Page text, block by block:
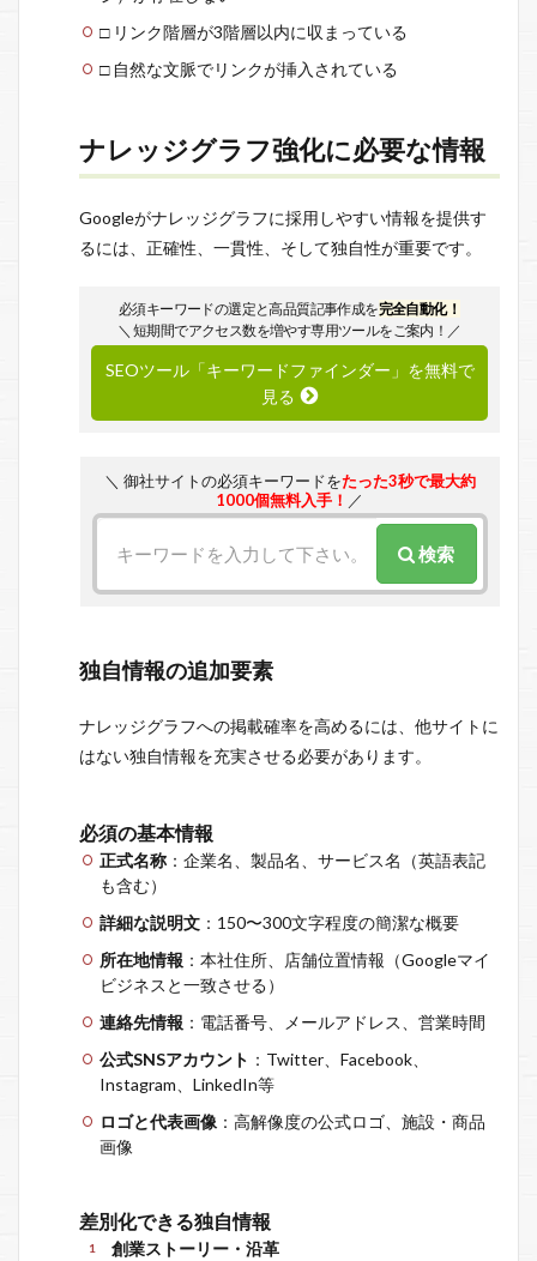
□ リンク階層が3階層以内に収まっている
□ 自然な文脈でリンクが挿入されている
ナレッジグラフ強化に必要な情報
Googleがナレッジグラフに採用しやすい情報を提供す
るには、正確性、一貫性、そして独自性が重要です。
必須キーワードの選定と高品質記事作成を完全自動化！
＼ 短期間でアクセス数を増やす専用ツールをご案内！／
SEOツール「キーワードファインダー」を無料で
見る
＼ 御社サイトの必須キーワードをたった3秒で最大約
1000個無料入手！ ／
検索
独自情報の追加要素
ナレッジグラフへの掲載確率を高めるには、他サイトに
はない独自情報を充実させる必要があります。
必須の基本情報
正式名称 ：企業名、製品名、サービス名（英語表記
も含む）
詳細な説明文 ：150〜300文字程度の簡潔な概要
所在地情報 ：本社住所、店舗位置情報（Googleマイ
ビジネスと一致させる）
連絡先情報 ：電話番号、メールアドレス、営業時間
公式SNSアカウント ：Twitter、Facebook、
Instagram、LinkedIn等
ロゴと代表画像 ：高解像度の公式ロゴ、施設・商品
画像
差別化できる独自情報
創業ストーリー・沿革